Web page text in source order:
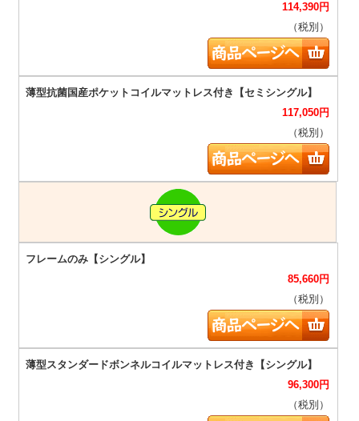
114,390円
（税別）
117,050円
（税別）
85,660円
（税別）
96,300円
（税別）